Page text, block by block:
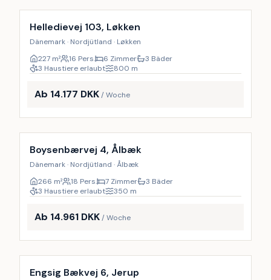
Helledievej 103, Løkken
Dänemark · Nordjütland · Løkken
227 m² 16 Pers. 6 Zimmer
3 Bäder
3 Haustiere erlaubt
800 m
Ab 14.177 DKK/ Woche
Inkl. Endreinigung
Boysenbærvej 4, Ålbæk
Dänemark · Nordjütland · Ålbæk
266 m² 18 Pers. 7 Zimmer
3 Bäder
3 Haustiere erlaubt
350 m
Ab 14.961 DKK/ Woche
Inkl. Endreinigung
Engsig Bækvej 6, Jerup